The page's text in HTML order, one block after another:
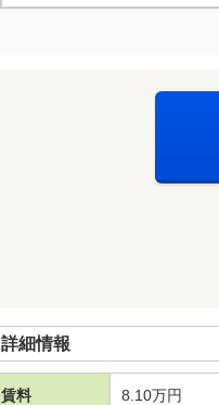
詳細情報
賃料 8.10万円